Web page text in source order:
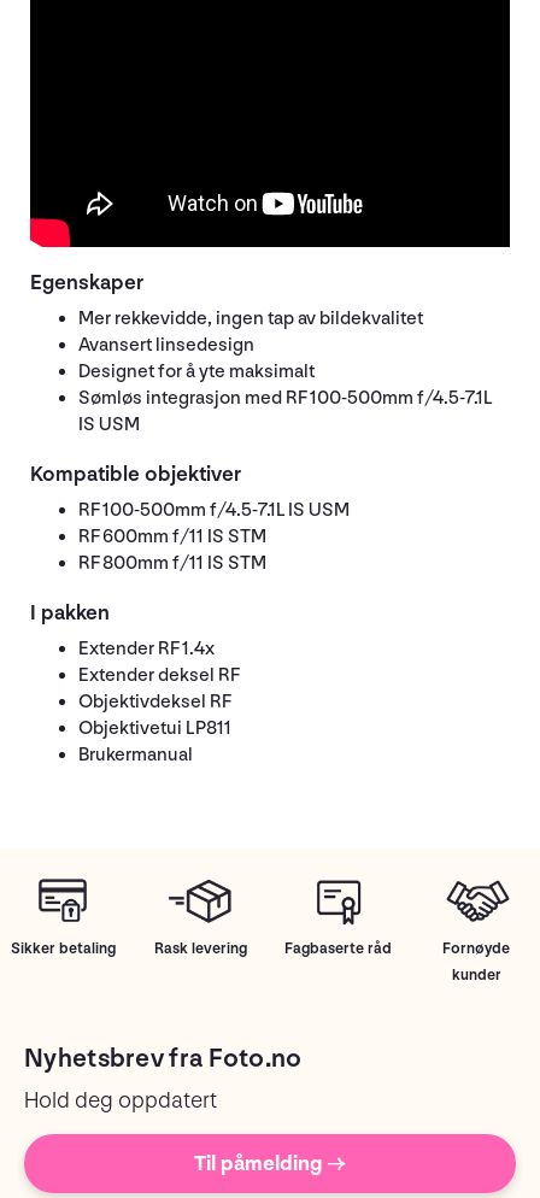
Egenskaper
Mer rekkevidde, ingen tap av bildekvalitet
Avansert linsedesign
Designet for å yte maksimalt
Sømløs integrasjon med RF 100-500mm f/4.5-7.1L
IS USM
Kompatible objektiver
RF 100-500mm f/4.5-7.1L IS USM
RF 600mm f/11 IS STM
RF 800mm f/11 IS STM
I pakken
Extender RF 1.4x
Extender deksel RF
Objektivdeksel RF
Objektivetui LP811
Brukermanual
Sikker betaling Rask levering Fagbaserte råd
Fornøyde
kunder
Nyhetsbrev fra Foto.no
Hold deg oppdatert
Til påmelding →